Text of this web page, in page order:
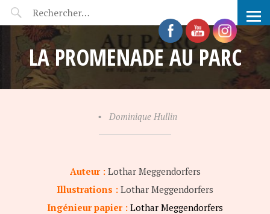
POP-UP FÉERIE
LA PROMENADE AU PARC
• Dominique Hullin
Auteur :Lothar Meggendorfers
Illustrations : Lothar Meggendorfers
Ingénieur papier : Lothar Meggendorfers